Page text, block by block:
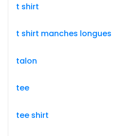
t shirt
t shirt manches longues
talon
tee
tee shirt